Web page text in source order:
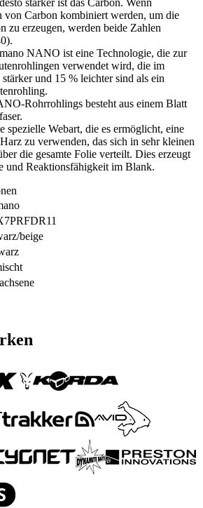
stärker ist das Carbon. Wenn
von Carbon kombiniert werden, um die
zu erzeugen, werden beide Zahlen
NANO ist eine Technologie, die zur
verwendet wird, die im
und 15 % leichter sind als ein
Rohrrohlings besteht aus einem Blatt
spezielle Webart, die es ermöglicht, eine
zu verwenden, das sich in sehr kleinen
die gesamte Folie verteilt. Dies erzeugt
und Reaktionsfähigkeit im Blank.
beige